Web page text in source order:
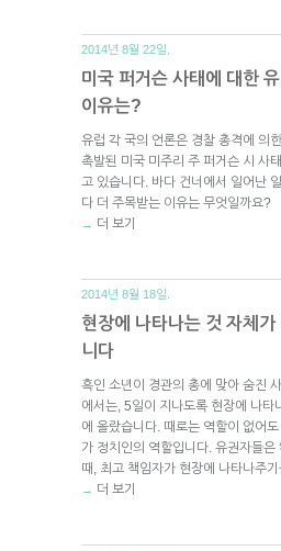
2014년 8월 22일.
미국 퍼거슨 사태에 대한
이유는?
유럽 각 국의 언론은 경찰 총격에 의
촉발된 미국 미주리 주 퍼거슨 시 사
고 있습니다. 바다 건너에서 일어난
다 더 주목받는 이유는 무엇일까요?
→ 더 보기
2014년 8월 18일.
현장에 나타나는 것 자체가
니다
흑인 소년이 경관의 총에 맞아 숨진
에서는, 5일이 지나도록 현장에 나타
에 올랐습니다. 때로는 역할이 없어
가 정치인의 역할입니다. 유권자들은
때, 최고 책임자가 현장에 나타나주기
→ 더 보기